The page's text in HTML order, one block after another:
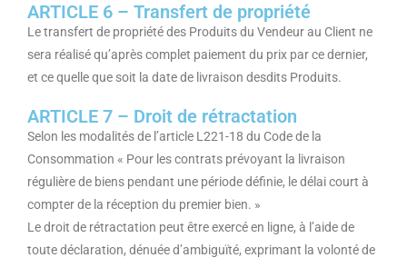
ARTICLE 6 – Transfert de propriété
Le transfert de propriété des Produits du Vendeur au Client ne
sera réalisé qu’après complet paiement du prix par ce dernier,
et ce quelle que soit la date de livraison desdits Produits.
ARTICLE 7 – Droit de rétractation
Selon les modalités de l’article L221-18 du Code de la
Consommation « Pour les contrats prévoyant la livraison
régulière de biens pendant une période définie, le délai court à
compter de la réception du premier bien. »
Le droit de rétractation peut être exercé en ligne, à l’aide de
toute déclaration, dénuée d’ambiguïté, exprimant la volonté de